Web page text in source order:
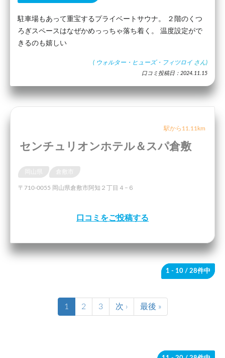
駐車場もあって重宝するプライベートサウナ。 ２階のくつ
ろぎスペースはなぜかめっっちゃ落ち着く。 温度設定がで
きるのも嬉しい
( ウォルター・ヒューズ・フィツロイ さん)
口コミ投稿日：2024.11.15
駅から11.11km
センチュリオンホテル＆スパ倉敷
〒710-0055 岡山県倉敷市阿知２丁目４−６
口コミをご投稿する
1 - 10 / 28件中
1 2 3 次 › 最後 »